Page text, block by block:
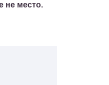
не место.